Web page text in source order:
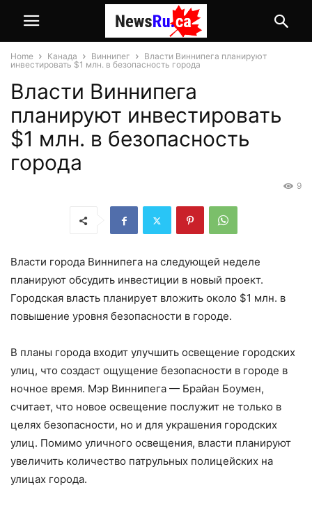
Home Канада Виннипег
Власти Виннипега планируют
инвестировать $1 млн. в безопасность города
Власти Виннипега
планируют инвестировать
$1 млн. в безопасность
города
9
Власти города Виннипега на следующей неделе
планируют обсудить инвестиции в новый проект.
Городская власть планирует вложить около $1 млн. в
повышение уровня безопасности в городе.
В планы города входит улучшить освещение городских
улиц, что создаст ощущение безопасности в городе в
ночное время. Мэр Виннипега — Брайан Боумен,
считает, что новое освещение послужит не только в
целях безопасности, но и для украшения городских
улиц. Помимо уличного освещения, власти планируют
увеличить количество патрульных полицейских на
улицах города.